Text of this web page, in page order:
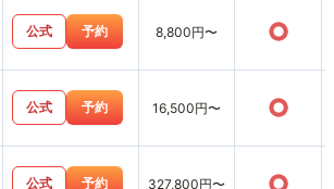
公式 予約 8,800円〜 ○
公式 予約 16,500円〜 ○
公式 予約 327,800円〜